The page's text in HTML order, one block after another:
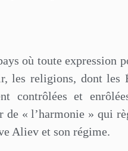
où toute expression
les religions, dont les
contrôlées et
de « l’harmonie » qui
Aliev et son régime.